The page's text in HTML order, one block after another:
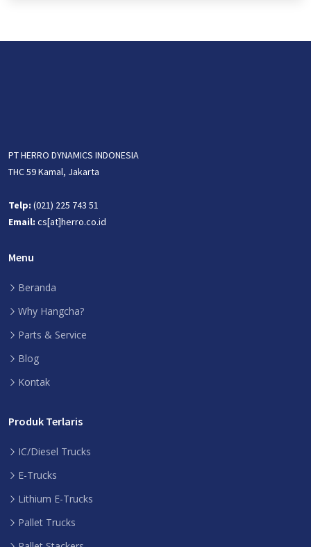
PT HERRO DYNAMICS INDONESIA
THC 59 Kamal, Jakarta
Telp: (021) 225 743 51
Email: cs[at]herro.co.id
Menu
Beranda
Why Hangcha?
Parts & Service
Blog
Kontak
Produk Terlaris
IC/Diesel Trucks
E-Trucks
Lithium E-Trucks
Pallet Trucks